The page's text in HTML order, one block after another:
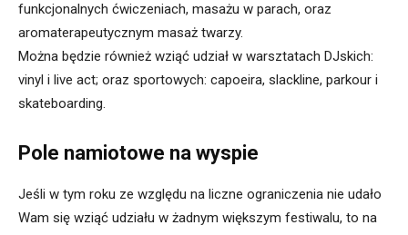
funkcjonalnych ćwiczeniach, masażu w parach, oraz
aromaterapeutycznym masaż twarzy.
Można będzie również wziąć udział w warsztatach DJskich:
vinyl i live act; oraz sportowych: capoeira, slackline, parkour i
skateboarding.
Pole namiotowe na wyspie
Jeśli w tym roku ze względu na liczne ograniczenia nie udało
Wam się wziąć udziału w żadnym większym festiwalu, to na